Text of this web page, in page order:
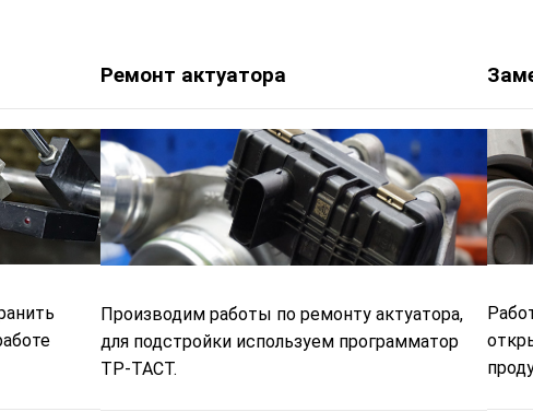
Ремонт актуатора
Производим работы по ремонту актуатора,
для подстройки используем программатор
ТР-ТАСТ.